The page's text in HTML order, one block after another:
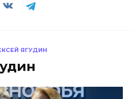
ЯГУДИН